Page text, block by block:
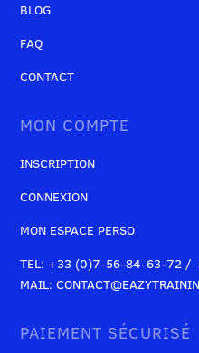
BLOG
FAQ
CONTACT
MON COMPTE
INSCRIPTION
CONNEXION
MON ESPACE PERSO
TEL: +33 (0)7-56-84-63-72 /
MAIL:
PAIEMENT SÉCURISÉ